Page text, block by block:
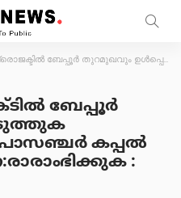
ലക്ഷദ്വീപിലേക്കുള്ള പാസഞ്ചർ കപ്പൽ എത്രയും വേഗം പുന:രാരാംഭിക്കുക : കാലിക്കറ്റ് ചേംബർ
ബേപ്പൂർ
പാസഞ്ചർ കപ്പൽ
: